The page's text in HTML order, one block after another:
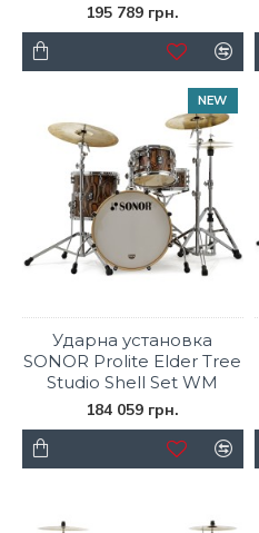
195 789 грн.
NEW
Ударна установка
SONOR Prolite Elder Tree
Studio Shell Set WM
184 059 грн.